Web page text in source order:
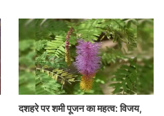
दशहरे पर शमी पूजन का महत्व: विजय,